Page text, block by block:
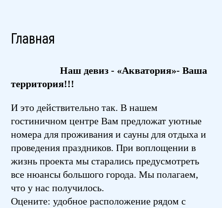
Главная
Наш девиз - «Акватория»- Ваша
территория!!!
И это действительно так. В нашем
гостиничном центре Вам предложат уютные
номера для проживания и сауны для отдыха и
проведения праздников. При воплощении в
жизнь проекта мы старались предусмотреть
все нюансы большого города. Мы полагаем,
что у нас получилось.
Оцените: удобное расположение рядом с